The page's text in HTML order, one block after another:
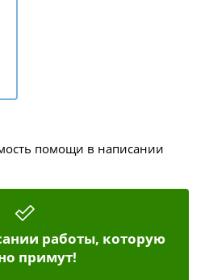
помощи в написании
работы, которую
примут!